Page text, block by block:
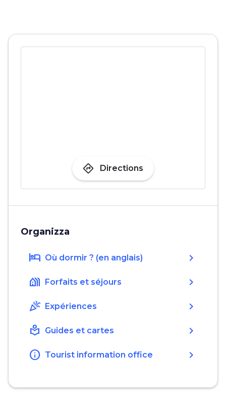
directions Directions
Organizza
hotel Où dormir ? (en anglais) chevron_right
holiday_village Forfaits et séjours chevron_right
celebration Expériences chevron_right
local_library Guides et cartes chevron_right
info Tourist information office chevron_right